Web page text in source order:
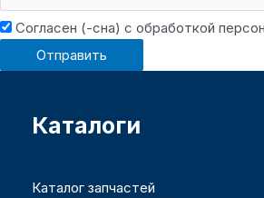
Согласен (-сна) с обработкой
Отправить
Каталоги
Каталог запчастей